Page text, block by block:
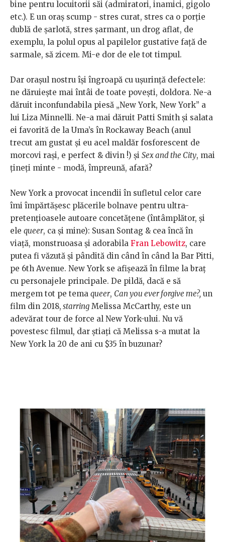
bine pentru locuitorii săi (admiratori, inamici, gigolo
etc.). E un oraș scump - stres curat, stres ca o porție
dublă de șarlotă, stres șarmant, un drog aflat, de
exemplu, la polul opus al papilelor gustative față de
sarmale, să zicem. Mi-e dor de ele tot timpul.
Dar orașul nostru își îngroapă cu ușurință defectele:
ne dăruiește mai întâi de toate povești, doldora. Ne-a
dăruit inconfundabila piesă „New York, New York” a
lui Liza Minnelli. Ne-a mai dăruit Patti Smith și salata
ei favorită de la Uma’s în Rockaway Beach (anul
trecut am gustat și eu acel maldăr fosforescent de
morcovi rași, e perfect & divin !) și Sex and the City, mai
țineți minte - modă, împreună, afară?
New York a provocat incendii în sufletul celor care
îmi împărtășesc plăcerile bolnave pentru ultra-
pretențioasele autoare concetățene (întâmplător, și
ele queer, ca și mine): Susan Sontag & cea încă în
viață, monstruoasa și adorabila Fran Lebowitz, care
putea fi văzută și pândită din când în când la Bar Pitti,
pe 6th Avenue. New York se afișează în filme la braț
cu personajele principale. De pildă, dacă e să
mergem tot pe tema queer, Can you ever forgive me?, un
film din 2018, starring Melissa McCarthy, este un
adevărat tour de force al New York-ului. Nu vă
povestesc filmul, dar știați că Melissa s-a mutat la
New York la 20 de ani cu $35 în buzunar?